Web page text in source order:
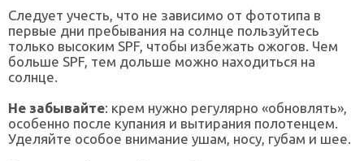
Следует учесть, что не зависимо от фототипа в
первые дни пребывания на солнце пользуйтесь
только высоким SPF, чтобы избежать ожогов. Чем
больше SPF, тем дольше можно находиться на
солнце.
Не забывайте: крем нужно регулярно «обновлять»,
особенно после купания и вытирания полотенцем.
Уделяйте особое внимание ушам, носу, губам и шее.